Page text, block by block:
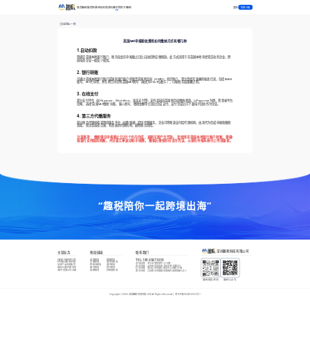
首页趣税服务免费开店跨境资讯趣学院关于趣税 登录 免费注册
返回上一页
英国vat申报税收费用如何缴纳方式有哪几种
1.自动扣款
需绑定英国本地银行账户，税务局会在申报截止日后自动扣除应缴税款。此方式适用于在英国本地有经营活动的企业，跨
境电商企业一般较少使用。
2. 银行转账
可通过英国本地银行账户或国际银行账户转账至英国税务局（HMRC）指定账户。需注意填写准确的收款信息，包括IBAN
账号、BIC代码等，并在附言中注明英国VAT税号（格式为GB+9位数字），以便税务局准确识别。
3. 在线支付
部分支付平台（如Payoneer、WorldFirst、连连支付等）支持直接向英国税务局缴纳税款。以Payoneer为例，需登录平台
官网，选择“英国VAT缴税”功能，输入税号、缴税金额等信息后完成支付，支付完成后可下载电子回执作为凭证。
4. 第三方代缴服务
部分税务代理机构或跨境服务平台（如欧税通）提供代缴服务，企业可将税款支付给代理机构，由其代为完成申报和缴税
流程。需注意选择正规、有资质的代理机构，避免税务风险。
注意事项： 缴税需在申报截止日后1个月内完成，逾期可能产生罚款。 若使用非英国本地银行账户转账，需确
保银行支持国际转账，并注意汇率波动和手续费。 缴税后需保存好支付凭证，以便在申报系统中上传或备查。
“趣税陪你一起跨境出海”
主营业务
VAT新注册/转代理
EPR新注册/转代理
全球产品合规服务
商标注册/外观专利
海外/香港公司注册
税局链接
英国税局
德国税局
法国税局
意大利税局
西班牙税局
波兰税局
捷克税局
荷兰税局
瑞典税局 阿联酋税局
联系我们
TEL:185 6587 3653
深圳总部
龙华龙胜恒博中心16楼
青岛分部
山东省青岛市市北区中海大厦503
杭州分部
浙江杭州市富亿商业中心B座1015B
南京分部
江苏南京市建邺区南部市政南塔楼621-1
深圳趣税科技有限公司
趣税服务咨询 趣税公众号
Copyright ©2026深圳趣税科技有限公司 All Rights Reserved | 粤ICP备2022072555号-1